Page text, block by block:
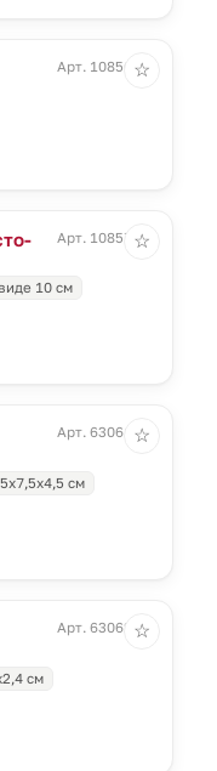
Арт. 10856.10
☆
Арт. 10857.13
10 см
☆
Арт. 63061.10
см
☆
Арт. 63062.59
см
☆